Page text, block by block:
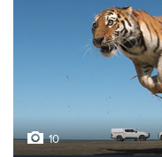
10